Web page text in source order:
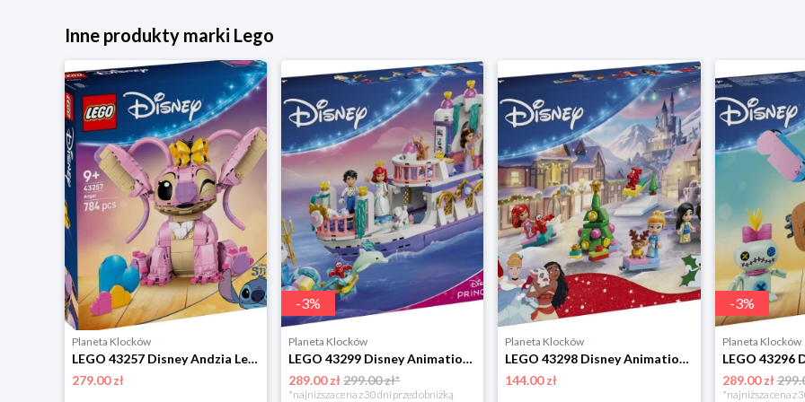
Inne produkty marki Lego
Planeta Klocków
LEGO 43257 Disney Andzia Lego
279.00 zł
-3%
Planeta Klocków
LEGO 43299 Disney Animation Królewska łódź weselna Arielki Lego
289.00 zł299.00 zł*
*najniższa cena z 30 dni przed obniżką
Planeta Klocków
LEGO 43298 Disney Animation Kalendarz adwentowy na 2026 rok Lego
144.00 zł
-3%
Planeta Klocków
289.00 zł
*najniższa cena z